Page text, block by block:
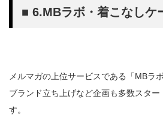
■ 6.MBラボ・着こなしケ
メルマガの上位サービスである「MBラボ
ブランド立ち上げなど企画も多数スタ
す。